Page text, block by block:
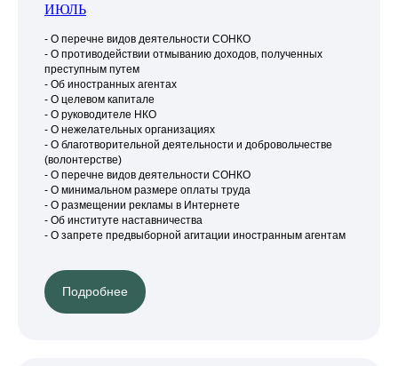
ИЮЛЬ
- О перечне видов деятельности СОНКО
- О противодействии отмыванию доходов, полученных
преступным путем
- Об иностранных агентах
- О целевом капитале
- О руководителе НКО
- О нежелательных организациях
- О благотворительной деятельности и добровольчестве
(волонтерстве)
- О перечне видов деятельности СОНКО
- О минимальном размере оплаты труда
- О размещении рекламы в Интернете
- Об институте наставничества
- О запрете предвыборной агитации иностранным агентам
Подробнее